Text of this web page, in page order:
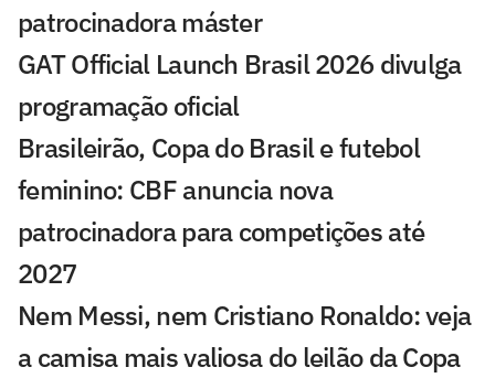
patrocinadora máster
GAT Official Launch Brasil 2026 divulga
programação oficial
Brasileirão, Copa do Brasil e futebol
feminino: CBF anuncia nova
patrocinadora para competições até
2027
Nem Messi, nem Cristiano Ronaldo: veja
a camisa mais valiosa do leilão da Copa